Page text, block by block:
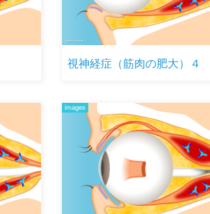
視神経症（筋肉の肥大）４
images